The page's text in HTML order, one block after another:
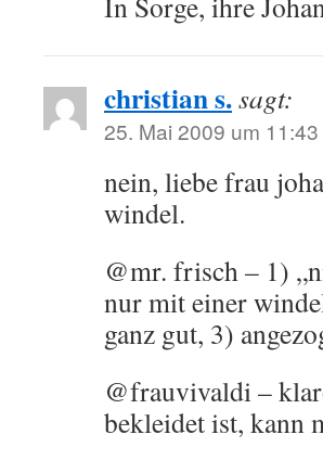
christian s.sagt:
25. Mai 2009 um 11:43
nein, liebe frau
windel.
@mr. frisch – 1)
nur mit einer
ganz gut, 3)
@frauvivaldi –
bekleidet ist, kann